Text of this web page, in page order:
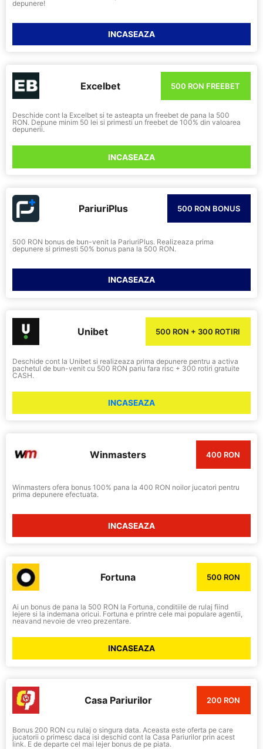
depunere!
INCASEAZA
Excelbet 500 RON FREEBET
Deschide cont la Excelbet si te asteapta un freebet de pana la 500
RON. Depune minim 50 lei si primesti un freebet de 100% din valoarea
depunerii.
INCASEAZA
PariuriPlus 500 RON BONUS
500 RON bonus de bun-venit la PariuriPlus. Realizeaza prima
depunere si primesti 50% bonus pana la 500 RON.
INCASEAZA
Unibet 500 RON + 300 ROTIRI
Deschide cont la Unibet si realizeaza prima depunere pentru a activa
pachetul de bun-venit cu 500 RON pariu fara risc + 300 rotiri gratuite
CASH.
INCASEAZA
Winmasters 400 RON
Winmasters ofera bonus 100% pana la 400 RON noilor jucatori pentru
prima depunere efectuata.
INCASEAZA
Fortuna 500 RON
Ai un bonus de pana la 500 RON la Fortuna, conditiile de rulaj fiind
lejere si la indemana oricui. Fortuna e printre cele mai populare agentii,
neavand nevoie de vreo prezentare.
INCASEAZA
Casa Pariurilor 200 RON
Bonus 200 RON cu rulaj o singura data. Aceasta este oferta pe care
jucatorii o primesc daca isi deschid cont la Casa Pariurilor prin acest
link. E de departe cel mai lejer bonus de pe piata.